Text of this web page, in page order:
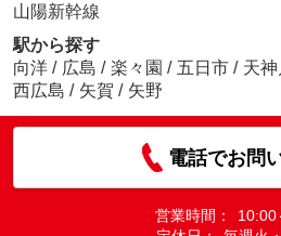
山陽新幹線
駅から探す
向洋 / 広島 / 楽々園 / 五日市 / 天神
西広島 / 矢賀 / 矢野
電話でお問
営業時間：
10:00